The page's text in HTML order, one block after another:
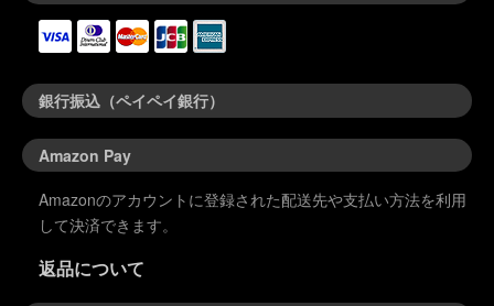
銀行振込（ペイペイ銀行）
Amazon Pay
Amazonのアカウントに登録された配送先や支払い方法を利用
して決済できます。
返品について